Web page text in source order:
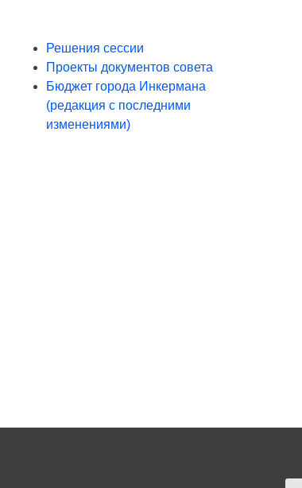
Решения сессии
Проекты документов совета
Бюджет города Инкермана
(редакция с последними
изменениями)